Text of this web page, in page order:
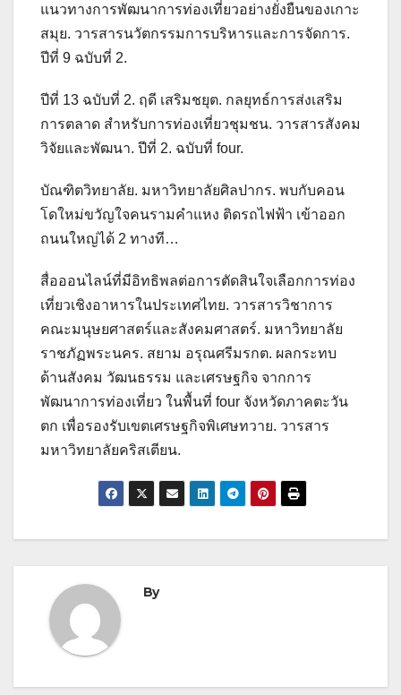
แนวทางการพัฒนาการท่องเที่ยวอย่างยั่งยืนของเกาะ
สมุย. วารสารนวัตกรรมการบริหารและการจัดการ.
ปีที่ 9 ฉบับที่ 2.
ปีที่ 13 ฉบับที่ 2. ฤดี เสริมชยุต. กลยุทธ์การส่งเสริม
การตลาด สำหรับการท่องเที่ยวชุมชน. วารสารสังคม
วิจัยและพัฒนา. ปีที่ 2. ฉบับที่ four.
บัณฑิตวิทยาลัย. มหาวิทยาลัยศิลปากร. พบกับคอน
โดใหม่ขวัญใจคนรามคำแหง ติดรถไฟฟ้า เข้าออก
ถนนใหญ่ได้ 2 ทางที…
สื่อออนไลน์ที่มีอิทธิพลต่อการตัดสินใจเลือกการท่อง
เที่ยวเชิงอาหารในประเทศไทย. วารสารวิชาการ
คณะมนุษยศาสตร์และสังคมศาสตร์. มหาวิทยาลัย
ราชภัฏพระนคร. สยาม อรุณศรีมรกต. ผลกระทบ
ด้านสังคม วัฒนธรรม และเศรษฐกิจ จากการ
พัฒนาการท่องเที่ยว ในพื้นที่ four จังหวัดภาคตะวัน
ตก เพื่อรองรับเขตเศรษฐกิจพิเศษทวาย. วารสาร
มหาวิทยาลัยคริสเตียน.
By